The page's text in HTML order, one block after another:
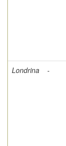
Londrina
-